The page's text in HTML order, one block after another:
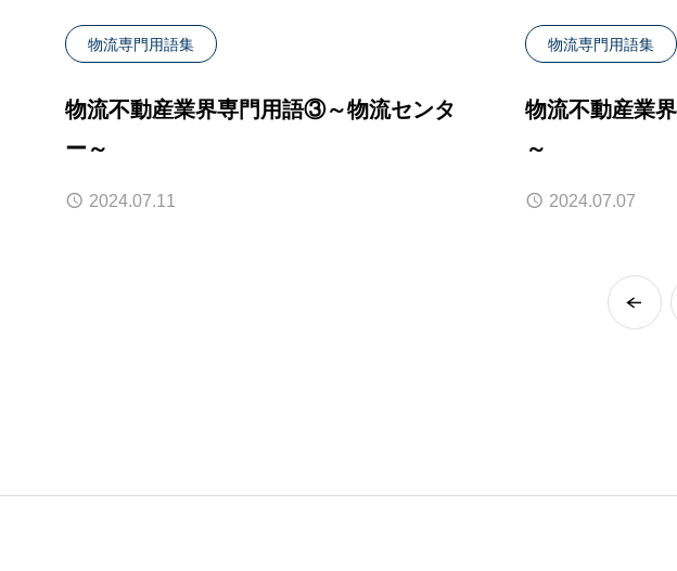
物流専門用語集
物流不動産業界専門用語③～物流センタ
ー～
2024.07.11
物流専門用語集
物流不動産業
～
2024.07.07